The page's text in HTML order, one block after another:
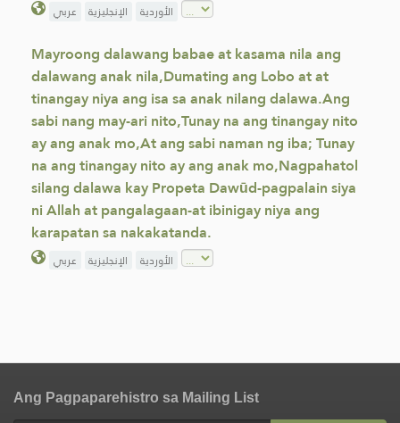
عربي الإنجليزية الأوردية
Mayroong dalawang babae at kasama nila ang
dalawang anak nila,Dumating ang Lobo at at
tinangay niya ang isa sa anak nilang dalawa.Ang
sabi nang may-ari nito,Tunay na ang tinangay nito
ay ang anak mo,At ang sabi naman ng iba; Tunay
na ang tinangay nito ay ang anak mo,Nagpahatol
silang dalawa kay Propeta Dawūd-pagpalain siya
ni Allah at pangalagaan-at ibinigay niya ang
karapatan sa nakakatanda.
عربي الإنجليزية الأوردية
Ang Pagpaparehistro sa Mailing List